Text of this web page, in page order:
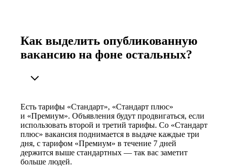
Как выделить опубликованную
вакансию на фоне остальных?
Есть тарифы «Стандарт», «Стандарт плюс»
и «Премиум». Объявления будут продвигаться, если
использовать второй и третий тарифы. Со «Стандарт
плюс» вакансия поднимается в выдаче каждые три
дня, с тарифом «Премиум» в течение 7 дней
держится выше стандартных — так вас заметит
больше людей.